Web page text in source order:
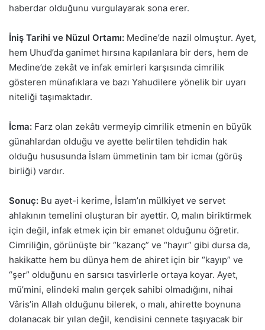
haberdar olduğunu vurgulayarak sona erer.
İniş Tarihi ve Nüzul Ortamı: Medine’de nazil olmuştur. Ayet,
hem Uhud’da ganimet hırsına kapılanlara bir ders, hem de
Medine’de zekât ve infak emirleri karşısında cimrilik
gösteren münafıklara ve bazı Yahudilere yönelik bir uyarı
niteliği taşımaktadır.
İcma: Farz olan zekâtı vermeyip cimrilik etmenin en büyük
günahlardan olduğu ve ayette belirtilen tehdidin hak
olduğu hususunda İslam ümmetinin tam bir icmaı (görüş
birliği) vardır.
Sonuç: Bu ayet-i kerime, İslam’ın mülkiyet ve servet
ahlakının temelini oluşturan bir ayettir. O, malın biriktirmek
için değil, infak etmek için bir emanet olduğunu öğretir.
Cimriliğin, görünüşte bir “kazanç” ve “hayır” gibi dursa da,
hakikatte hem bu dünya hem de ahiret için bir “kayıp” ve
“şer” olduğunu en sarsıcı tasvirlerle ortaya koyar. Ayet,
mü’mini, elindeki malın gerçek sahibi olmadığını, nihai
Vâris’in Allah olduğunu bilerek, o malı, ahirette boynuna
dolanacak bir yılan değil, kendisini cennete taşıyacak bir